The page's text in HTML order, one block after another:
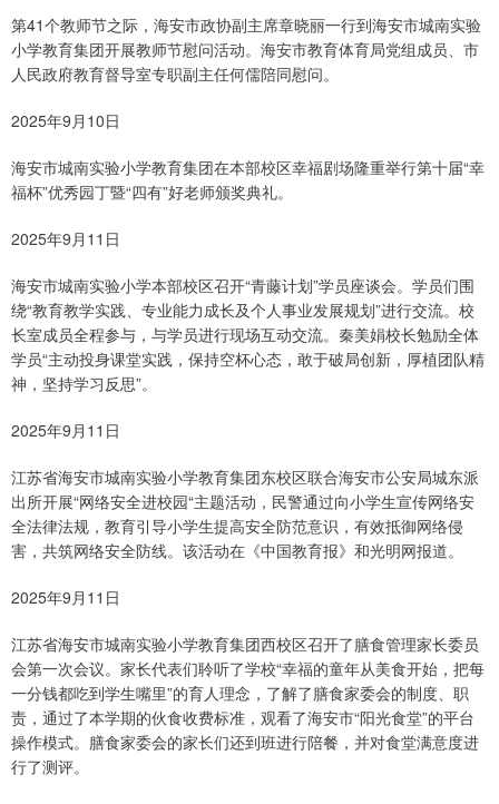
第41个教师节之际，海安市政协副主席章晓丽一行到海安市城南实验
小学教育集团开展教师节慰问活动。海安市教育体育局党组成员、市
人民政府教育督导室专职副主任何儒陪同慰问。
2025年9月10日
海安市城南实验小学教育集团在本部校区幸福剧场隆重举行第十届“幸
福杯”优秀园丁暨“四有”好老师颁奖典礼。
2025年9月11日
海安市城南实验小学本部校区召开“青藤计划”学员座谈会。学员们围
绕“教育教学实践、专业能力成长及个人事业发展规划”进行交流。校
长室成员全程参与，与学员进行现场互动交流。秦美娟校长勉励全体
学员“主动投身课堂实践，保持空杯心态，敢于破局创新，厚植团队精
神，坚持学习反思”。
2025年9月11日
江苏省海安市城南实验小学教育集团东校区联合海安市公安局城东派
出所开展“网络安全进校园“主题活动，民警通过向小学生宣传网络安
全法律法规，教育引导小学生提高安全防范意识，有效抵御网络侵
害，共筑网络安全防线。该活动在《中国教育报》和光明网报道。
2025年9月11日
江苏省海安市城南实验小学教育集团西校区召开了膳食管理家长委员
会第一次会议。家长代表们聆听了学校“幸福的童年从美食开始，把每
一分钱都吃到学生嘴里”的育人理念，了解了膳食家委会的制度、职
责，通过了本学期的伙食收费标准，观看了海安市“阳光食堂”的平台
操作模式。膳食家委会的家长们还到班进行陪餐，并对食堂满意度进
行了测评。